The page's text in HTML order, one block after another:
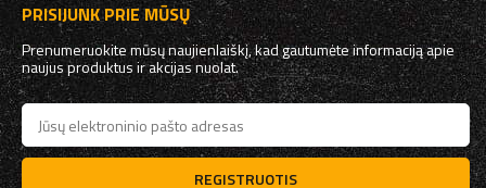
PRISIJUNK PRIE MŪSŲ
Prenumeruokite mūsų naujienlaiškį, kad gautumėte informaciją apie
naujus produktus ir akcijas nuolat.
REGISTRUOTIS